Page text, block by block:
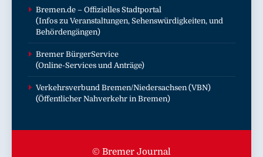
Bremen.de – Offizielles Stadtportal
(Infos zu Veranstaltungen, Sehenswürdigkeiten, und
Behördengängen)
Bremer BürgerService
(Online-Services und Anträge)
Verkehrsverbund Bremen/Niedersachsen (VBN)
(Öffentlicher Nahverkehr in Bremen)
© Bremer Journal